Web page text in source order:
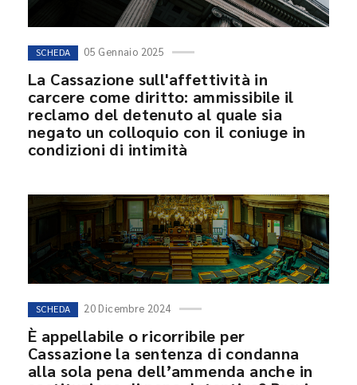
SCHEDA 05 Gennaio 2025
La Cassazione sull'affettività in
carcere come diritto: ammissibile il
reclamo del detenuto al quale sia
negato un colloquio con il coniuge in
condizioni di intimità
SCHEDA 20 Dicembre 2024
È appellabile o ricorribile per
Cassazione la sentenza di condanna
alla sola pena dell’ammenda anche in